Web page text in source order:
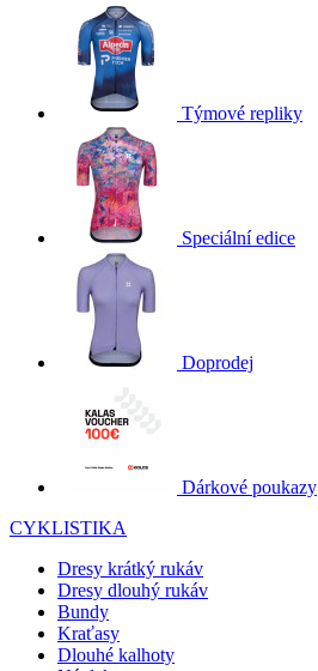
Týmové repliky
Speciální edice
Doprodej
Dárkové poukazy
CYKLISTIKA
Dresy krátký rukáv
Dresy dlouhý rukáv
Bundy
Kraťasy
Dlouhé kalhoty